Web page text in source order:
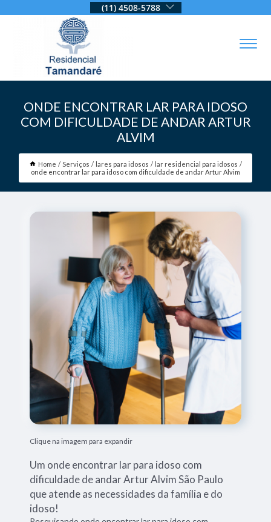
(11) 4508-5788
ONDE ENCONTRAR LAR PARA IDOSO
COM DIFICULDADE DE ANDAR ARTUR
ALVIM
Home Serviços lares para idosos
lar residencial para idosos
onde encontrar lar para idoso com dificuldade de andar Artur Alvim
Clique na imagem para expandir
Um onde encontrar lar para idoso com
dificuldade de andar Artur Alvim São Paulo
que atende as necessidades da família e do
idoso!